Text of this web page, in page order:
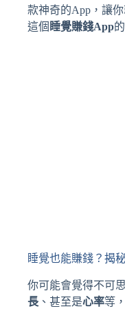
款神奇的App，讓
這個 睡覺賺錢App
睡覺也能賺錢？揭
你可能會覺得不可
長 、甚至是心率等